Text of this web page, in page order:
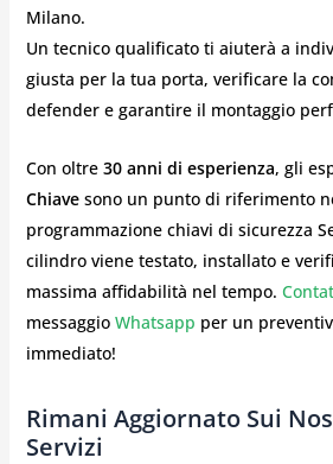
Milano.
Un tecnico qualificato ti aiuterà a
giusta per la tua porta, verificare la
defender e garantire il montaggio
Con oltre 30 anni di esperienza, gli
Chiavesono un punto di riferimento
programmazione chiavi di sicurezza
cilindro viene testato, installato e
massima affidabilità nel tempo.
messaggio Whatsapp per un
immediato!
Rimani Aggiornato Sui
Servizi